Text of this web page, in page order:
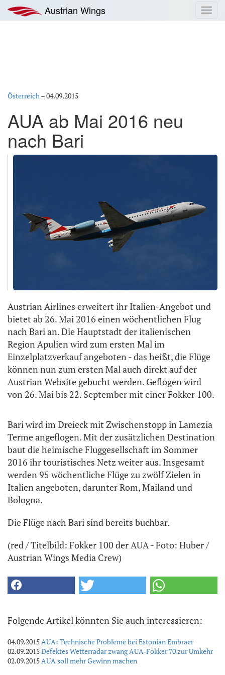
Inhalt
springen
Austrian Wings
Österreich–04.09.2015
AUA ab Mai 2016 neu
nach Bari
Austrian Airlines erweitert ihr Italien-Angebot und
bietet ab 26. Mai 2016 einen wöchentlichen Flug
nach Bari an. Die Hauptstadt der italienischen
Region Apulien wird zum ersten Mal im
Einzelplatzverkauf angeboten - das heißt, die Flüge
können nun zum ersten Mal auch direkt auf der
Austrian Website gebucht werden. Geflogen wird
von 26. Mai bis 22. September mit einer Fokker 100.
Bari wird im Dreieck mit Zwischenstopp in Lamezia
Terme angeflogen. Mit der zusätzlichen Destination
baut die heimische Fluggesellschaft im Sommer
2016 ihr touristisches Netz weiter aus. Insgesamt
werden 95 wöchentliche Flüge zu zwölf Zielen in
Italien angeboten, darunter Rom, Mailand und
Bologna.
Die Flüge nach Bari sind bereits buchbar.
(red / Titelbild: Fokker 100 der AUA - Foto: Huber /
Austrian Wings Media Crew)
Folgende Artikel könnten Sie auch interessieren:
04.09.2015AUA: Technische Probleme bei Estonian Embraer
02.09.2015Defektes Wetterradar zwang AUA-Fokker 70 zur Umkehr
02.09.2015AUA soll mehr Gewinn machen